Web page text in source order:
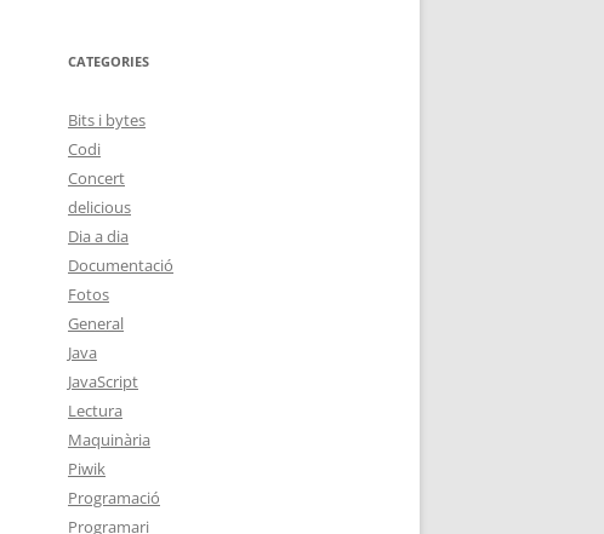
CATEGORIES
Bits i bytes
Codi
Concert
delicious
Dia a dia
Documentació
Fotos
General
Java
JavaScript
Lectura
Maquinària
Piwik
Programació
Programari